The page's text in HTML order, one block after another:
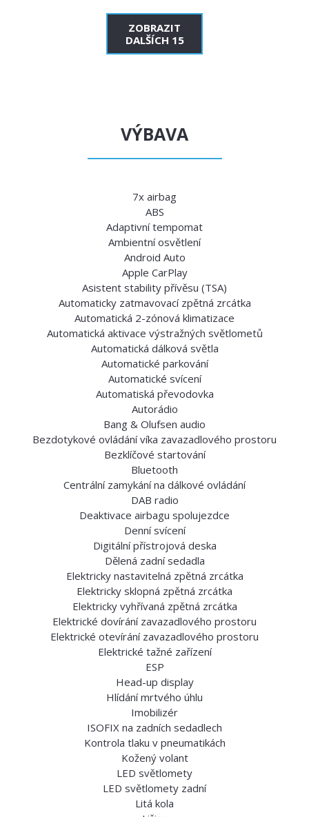
ZOBRAZIT
DALŠÍCH 15
VÝBAVA
7x airbag
ABS
Adaptivní tempomat
Ambientní osvětlení
Android Auto
Apple CarPlay
Asistent stability přívěsu (TSA)
Automaticky zatmavovací zpětná zrcátka
Automatická 2-zónová klimatizace
Automatická aktivace výstražných světlometů
Automatická dálková světla
Automatické parkování
Automatické svícení
Automatiská převodovka
Autorádio
Bang & Olufsen audio
Bezdotykové ovládání víka zavazadlového prostoru
Bezklíčové startování
Bluetooth
Centrální zamykání na dálkové ovládání
DAB radio
Deaktivace airbagu spolujezdce
Denní svícení
Digitální přístrojová deska
Dělená zadní sedadla
Elektricky nastavitelná zpětná zrcátka
Elektricky sklopná zpětná zrcátka
Elektricky vyhřívaná zpětná zrcátka
Elektrické dovírání zavazadlového prostoru
Elektrické otevírání zavazadlového prostoru
Elektrické tažné zařízení
ESP
Head-up display
Hlídání mrtvého úhlu
Imobilizér
ISOFIX na zadních sedadlech
Kontrola tlaku v pneumatikách
Kožený volant
LED světlomety
LED světlomety zadní
Litá kola